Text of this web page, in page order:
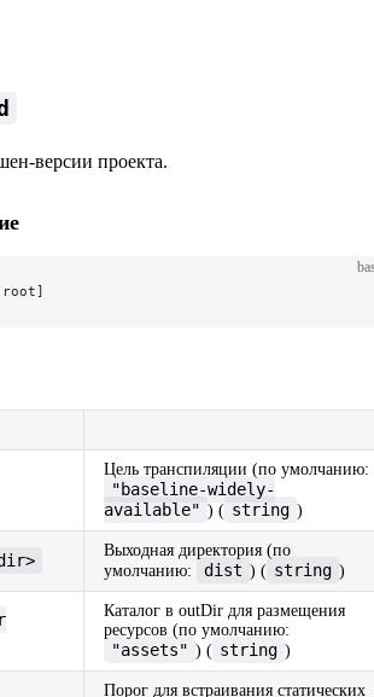
версии проекта.
Цель транспиляции (по умолчанию:
"baseline-widely-
available" ) ( string )
Выходная директория (по
умолчанию:
dist ) ( string )
Каталог в outDir для размещения
ресурсов (по умолчанию:
"assets" ) ( string )
Порог для встраивания статических